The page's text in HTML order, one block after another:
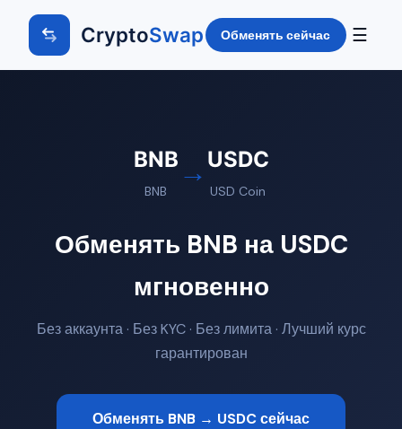
CryptoSwap Обменять сейчас ☰
BNB
BNB
→ USDC
USD Coin
Обменять BNB на USDC
мгновенно
Без аккаунта · Без KYC · Без лимита · Лучший курс
гарантирован
Обменять BNB → USDC сейчас